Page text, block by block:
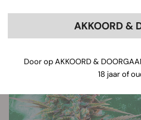
AKKOORD &
Door op AKKOORD &
18 jaar of